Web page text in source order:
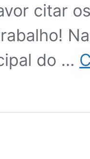
citar
do …